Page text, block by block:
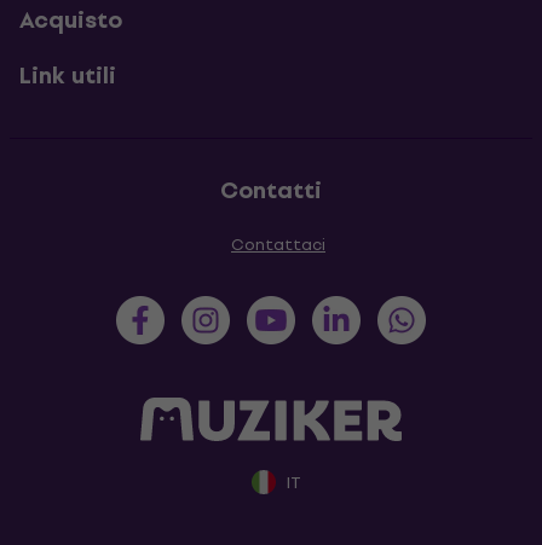
Acquisto
Link utili
Contatti
Contattaci
IT